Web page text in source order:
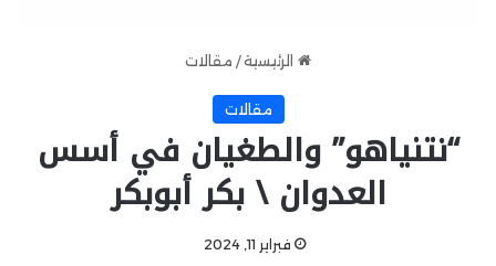
الرئيسية/ مقالات
مقالات
“نتنياهو” والطغيان في أسس
العدوان \ بكر أبوبكر
فبراير 11, 2024